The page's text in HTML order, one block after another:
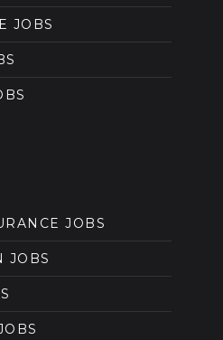
JOBS
JOBS
JOBS